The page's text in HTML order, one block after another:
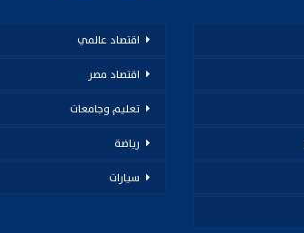
اقتصاد عالمي
اقتصاد مصر
تعليم وجامعات
رياضة
سيارات